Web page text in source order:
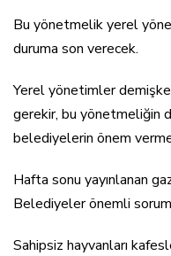
Bu yönetmelik yerel
duruma son verecek.
Yerel yönetimler
gerekir, bu yönetmeliğin
belediyelerin önem
Hafta sonu yayınlanan
Belediyeler önemli
Sahipsiz hayvanları